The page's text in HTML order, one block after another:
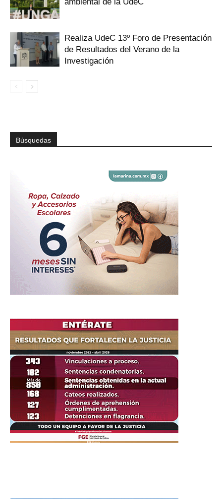
Realiza UdeC 13º Foro de Presentación
de Resultados del Verano de la
Investigación
Búsquedas